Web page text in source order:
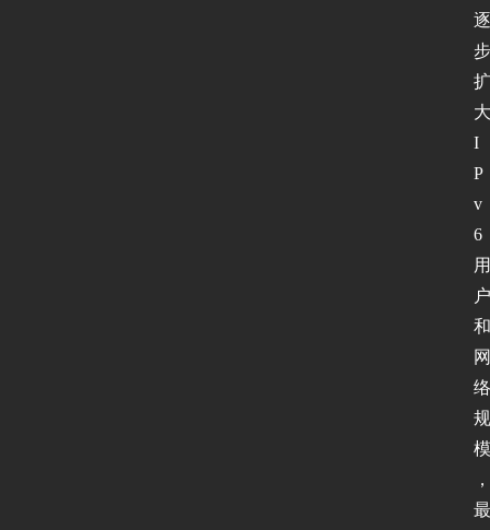
逐
步
扩
大
I
P
v
6
用
户
和
网
络
规
模
，
最